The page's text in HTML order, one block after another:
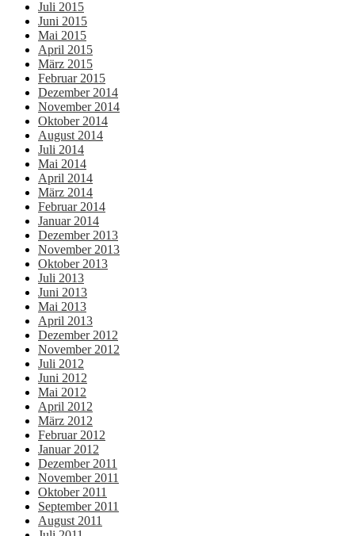
Juli 2015
Juni 2015
Mai 2015
April 2015
März 2015
Februar 2015
Dezember 2014
November 2014
Oktober 2014
August 2014
Juli 2014
Mai 2014
April 2014
März 2014
Februar 2014
Januar 2014
Dezember 2013
November 2013
Oktober 2013
Juli 2013
Juni 2013
Mai 2013
April 2013
Dezember 2012
November 2012
Juli 2012
Juni 2012
Mai 2012
April 2012
März 2012
Februar 2012
Januar 2012
Dezember 2011
November 2011
Oktober 2011
September 2011
August 2011